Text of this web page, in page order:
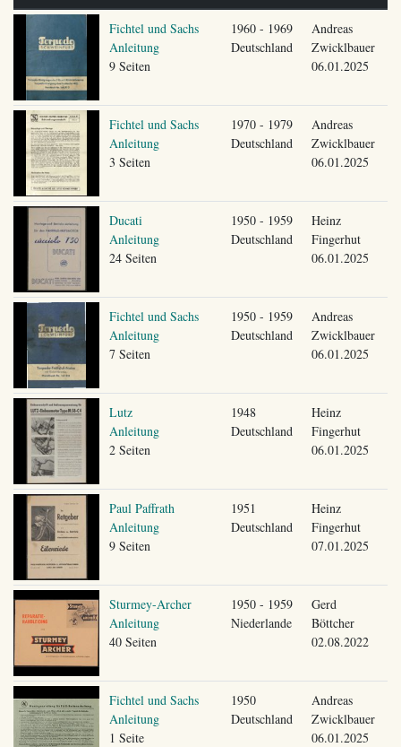
Fichtel und Sachs
Anleitung
9 Seiten
1960 - 1969
Deutschland
Andreas
Zwicklbauer
06.01.2025
Fichtel und Sachs
Anleitung
3 Seiten
1970 - 1979
Deutschland
Andreas
Zwicklbauer
06.01.2025
Ducati
Anleitung
24 Seiten
1950 - 1959
Deutschland
Heinz
Fingerhut
06.01.2025
Fichtel und Sachs
Anleitung
7 Seiten
1950 - 1959
Deutschland
Andreas
Zwicklbauer
06.01.2025
Lutz
Anleitung
2 Seiten
1948
Deutschland
Heinz
Fingerhut
06.01.2025
Paul Paffrath
Anleitung
9 Seiten
1951
Deutschland
Heinz
Fingerhut
07.01.2025
Sturmey-Archer
Anleitung
40 Seiten
1950 - 1959
Niederlande
Gerd
Böttcher
02.08.2022
Fichtel und Sachs
Anleitung
1 Seite
1950
Deutschland
Andreas
Zwicklbauer
06.01.2025